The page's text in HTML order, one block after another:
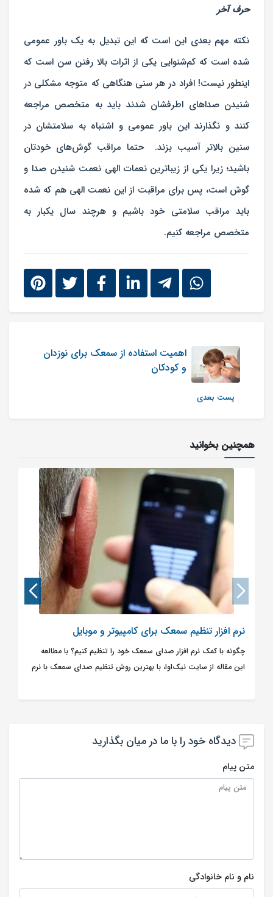
حرف آخر
نکته مهم بعدی این است که این تبدیل به یک باور عمومی
شده است که کم‌شنوایی یکی از اثرات بالا رفتن سن است که
اینطور نیست! افراد در هر سنی هنگاهی که متوجه مشکلی در
شنیدن صداهای اطرفشان شدند باید به متخصص مراجعه
کنند و نگذارند این باور عمومی و اشتباه به سلامتشان در
سنین بالاتر آسیب بزند. حتما مراقب گوش‌های خودتان
باشید؛ زیرا یکی از زیباترین نعمات الهی نعمت شنیدن صدا و
گوش است، پس برای مراقبت از این نعمت الهی هم که شده
باید مراقب سلامتی خود باشیم و هرچند سال یکبار به
متخصص مراجعه کنیم.
اهمیت استفاده از سمعک برای نوزدان
و کودکان
پست بعدی
همچنین بخوانید
نرم افزار تنظیم سمعک برای کامپیوتر و موبایل
چگونه با کمک نرم افزار صدای سمعک خود را تنظیم کنیم؟ با مطالعه
این مقاله از سایت نیک‌اوا، با بهترین روش تنظیم صدای سمعک با نرم
دیدگاه خود را با ما در میان بگذارید
متن پیام
نام و نام خانوادگی